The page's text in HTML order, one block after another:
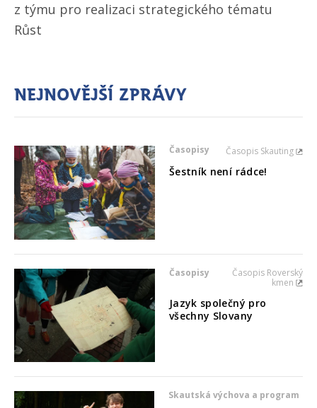
z týmu pro realizaci strategického tématu
Růst
Nejnovější zprávy
Časopisy Časopis Skauting
Šestník není rádce!
Časopisy
Časopis Roverský
kmen
Jazyk společný pro
všechny Slovany
Skautská výchova a program